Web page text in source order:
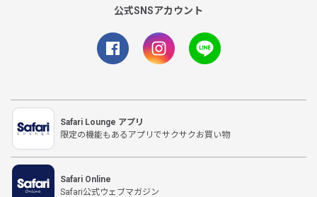
公式SNSアカウント
Safari Lounge アプリ
限定の機能もあるアプリでサクサクお買い物
Safari Online
Safari公式ウェブマガジン